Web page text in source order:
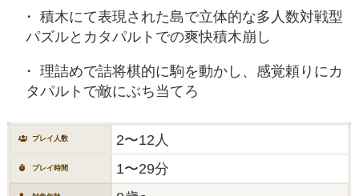
積木にて表現された島で立体的な多人数対戦型
パズルとカタパルトでの爽快積木崩し
理詰めで詰将棋的に駒を動かし、感覚頼りにカ
タパルトで敵にぶち当てろ
プレイ人数 2〜12人
プレイ時間 1〜29分